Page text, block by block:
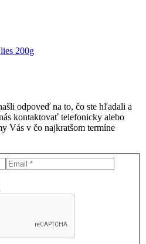
200g
odpoveď na to, čo ste hľadali a
kontaktovať telefonicky alebo
Vás v čo najkratšom termíne